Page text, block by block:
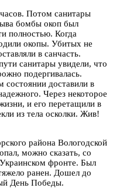
часов. Потом санитары
бомбы окоп был
полностью. Когда
окопы. Убитых не
в санчасть.
санитары увидели, что
подергивалась.
состоянии доставили в
Через некоторое
и его перетащили в
из тела осколки. Жив!
района Вологодской
можно сказать, со
фронте. Был
ранен. Дошел до
День Победы.